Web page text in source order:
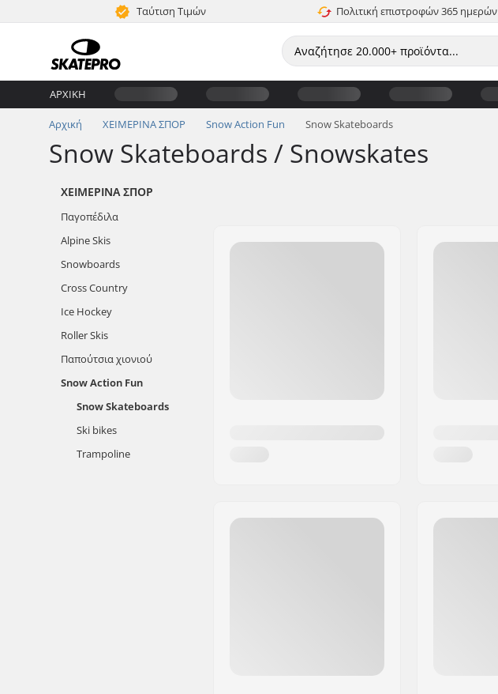
Ταύτιση Τιμών Πολιτική επιστροφών 365 ημερών
ΑΡΧΙΚΉ
Αρχική ΧΕΙΜΕΡΙΝΑ ΣΠΟΡ Snow Action Fun Snow Skateboards
Snow Skateboards / Snowskates
ΧΕΙΜΕΡΙΝΑ ΣΠΟΡ
Παγοπέδιλα
Alpine Skis
Snowboards
Cross Country
Ice Hockey
Roller Skis
Παπούτσια χιονιού
Snow Action Fun
Snow Skateboards
Ski bikes
Trampoline